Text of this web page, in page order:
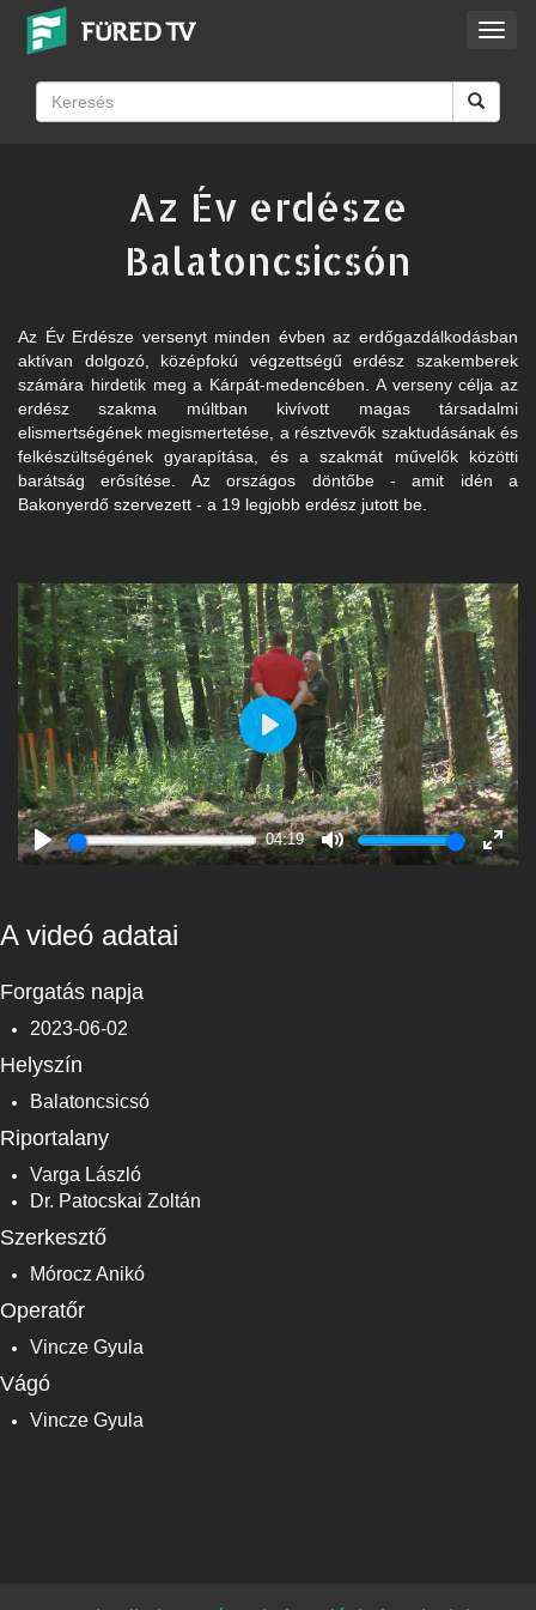
Az Év erdésze
Balatoncsicsón
Az Év Erdésze versenyt minden évben az erdőgazdálkodásban
aktívan dolgozó, középfokú végzettségű erdész szakemberek
számára hirdetik meg a Kárpát-medencében. A verseny célja az
erdész szakma múltban kivívott magas társadalmi
elismertségének megismertetése, a résztvevők szaktudásának és
felkészültségének gyarapítása, és a szakmát művelők közötti
barátság erősítése. Az országos döntőbe - amit idén a
Bakonyerdő szervezett - a 19 legjobb erdész jutott be.
Play
04:19
Mute
Enter
Play
A videó adatai
Forgatás napja
2023-06-02
Helyszín
Balatoncsicsó
Riportalany
Varga László
Dr. Patocskai Zoltán
Szerkesztő
Mórocz Anikó
Operatőr
Vincze Gyula
Vágó
Vincze Gyula